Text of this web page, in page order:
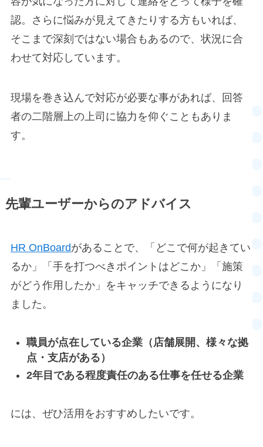
認。さらに悩みが見えてきたりする方もいれば、
そこまで深刻ではない場合もあるので、状況に合
わせて対応しています。
現場を巻き込んで対応が必要な事があれば、回答
者の二階層上の上司に協力を仰ぐこともありま
す。
先輩ユーザーからのアドバイス
HR OnBoardがあることで、「どこで何が起きてい
るか」「手を打つべきポイントはどこか」「施策
がどう作用したか」をキャッチできるようになり
ました。
職員が点在している企業（店舗展開、様々な拠
点・支店がある）
2年目である程度責任のある仕事を任せる企業
には、ぜひ活用をおすすめしたいです。